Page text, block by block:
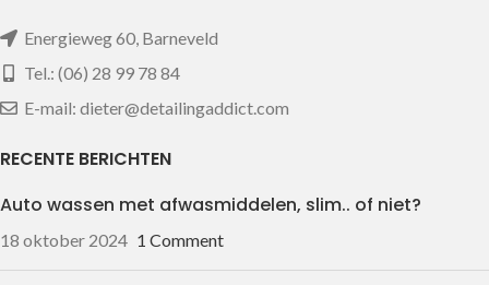
Energieweg 60, Barneveld
Tel.: (06) 28 99 78 84
E-mail: dieter@detailingaddict.com
RECENTE BERICHTEN
Auto wassen met afwasmiddelen, slim.. of niet?
18 oktober 2024 1 Comment